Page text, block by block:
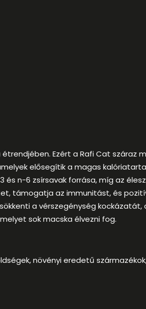
Ezért a Rafi Cat
elősegítik a magas
n-6 ​​zsírsavak forrása, míg az
támogatja az immunitást, és
a vérszegénység
sok macska élvezni fog.
növényi eredetű